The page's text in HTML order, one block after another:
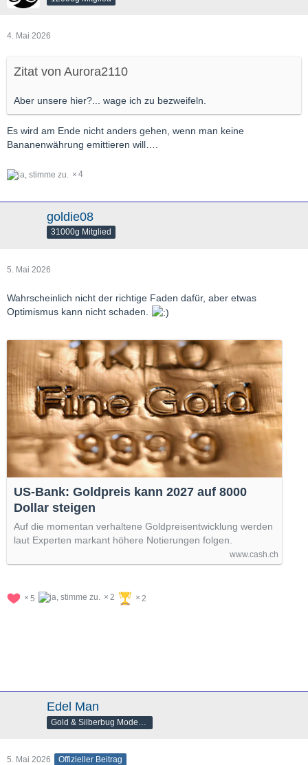
4. Mai 2026
Zitat von Aurora2110
Aber unsere hier?... wage ich zu bezweifeln.
Es wird am Ende nicht anders gehen, wenn man keine
Bananenwährung emittieren will….
4
goldie08
31000g Mitglied
5. Mai 2026
Wahrscheinlich nicht der richtige Faden dafür, aber etwas
Optimismus kann nicht schaden.
US-Bank: Goldpreis kann 2027 auf 8000
Dollar steigen
Auf die momentan verhaltene Goldpreisentwicklung werden
laut Experten markant höhere Notierungen folgen.
www.cash.ch
5 2 2
Edel Man
5. Mai 2026 Offizieller Beitrag